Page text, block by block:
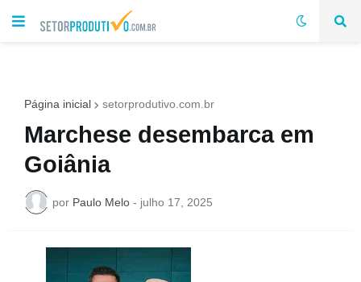
Página inicial setorprodutivo.com.br
Marchese desembarca em
Goiânia
por Paulo Melo - julho 17, 2025